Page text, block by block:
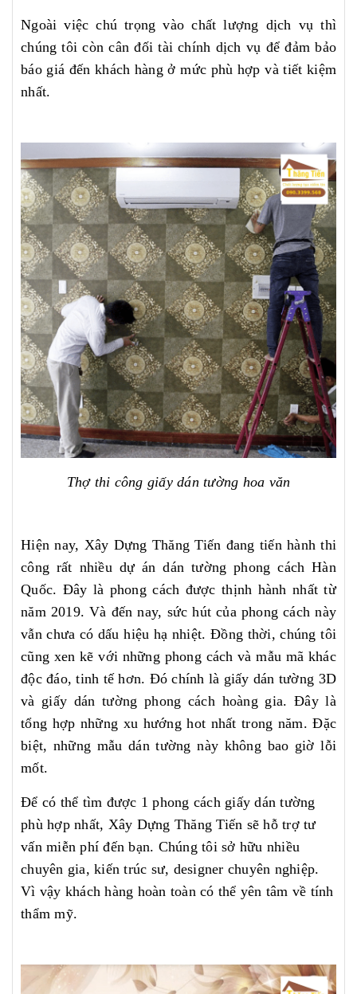
Ngoài việc chú trọng vào chất lượng dịch vụ thì
chúng tôi còn cân đối tài chính dịch vụ để đảm bảo
báo giá đến khách hàng ở mức phù hợp và tiết kiệm
nhất.
Thợ thi công giấy dán tường hoa văn
Hiện nay, Xây Dựng Thăng Tiến đang tiến hành thi
công rất nhiều dự án dán tường phong cách Hàn
Quốc. Đây là phong cách được thịnh hành nhất từ
năm 2019. Và đến nay, sức hút của phong cách này
vẫn chưa có dấu hiệu hạ nhiệt. Đồng thời, chúng tôi
cũng xen kẽ với những phong cách và mẫu mã khác
độc đáo, tinh tế hơn. Đó chính là giấy dán tường 3D
và giấy dán tường phong cách hoàng gia. Đây là
tổng hợp những xu hướng hot nhất trong năm. Đặc
biệt, những mẫu dán tường này không bao giờ lỗi
mốt.
Để có thể tìm được 1 phong cách giấy dán tường
phù hợp nhất, Xây Dựng Thăng Tiến sẽ hỗ trợ tư
vấn miễn phí đến bạn. Chúng tôi sở hữu nhiều
chuyên gia, kiến trúc sư, designer chuyên nghiệp.
Vì vậy khách hàng hoàn toàn có thể yên tâm về tính
thẩm mỹ.